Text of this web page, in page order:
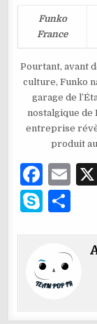
Funko
France
Pourtant, avant
culture, Funko
garage de
nostalgique de
entreprise
produit
F
a
c
e
b
o
o
E
l
S
p
e
ta
g
er